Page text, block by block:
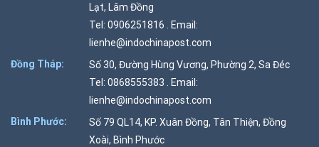
Lạt, Lâm Đồng
Tel: 0906251816 . Email:
lienhe@indochinapost.com
Đồng Tháp:
Số 30, Đường Hùng Vương, Phường 2, Sa Đéc
Tel: 0868555383 . Email:
lienhe@indochinapost.com
Bình Phước:
Số 79 QL14, KP. Xuân Đồng, Tân Thiện, Đồng
Xoài, Bình Phước